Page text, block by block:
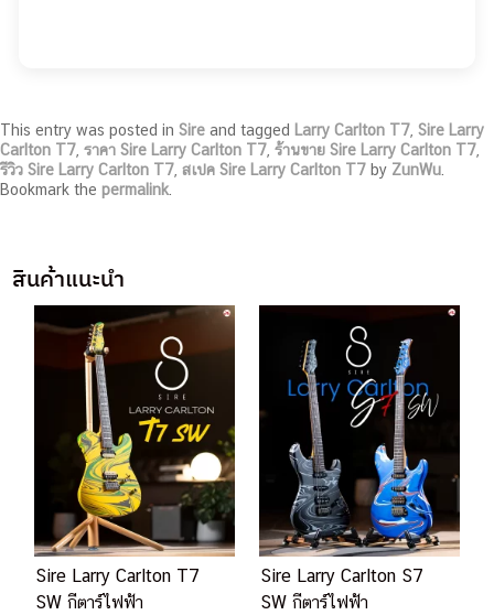
This entry was posted in Sire and tagged Larry Carlton T7 Sire Larry
Carlton T7 ราคา Sire Larry Carlton T7 ร้านขาย Sire Larry Carlton T7
รีวิว Sire Larry Carlton T7 สเปค Sire Larry Carlton T7 by ZunWu
Bookmark the permalink
สินค้าแนะนำ
Sire Larry Carlton T7
SW กีตาร์ไฟฟ้า
Sire Larry Carlton S7
SW กีตาร์ไฟฟ้า